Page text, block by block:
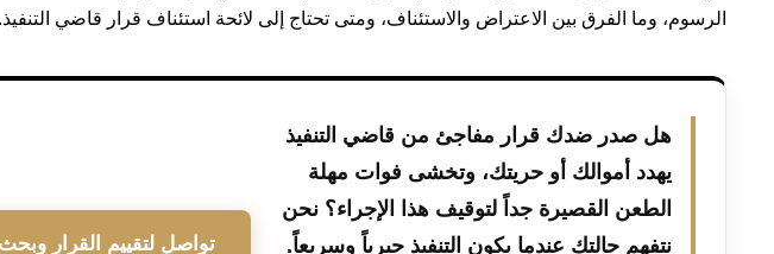
الرسوم، وما الفرق بين الاعتراض والاستئناف، ومتى تحتاج إلى لائحة استئناف قرار قاضي التنفيذ.
هل صدر ضدك قرار مفاجئ من قاضي التنفيذ
يهدد أموالك أو حريتك، وتخشى فوات مهلة
الطعن القصيرة جداً لتوقيف هذا الإجراء؟ نحن
نتفهم حالتك عندما يكون التنفيذ جبرياً وسريعاً.
تواصل لتقييم القرار وبحث